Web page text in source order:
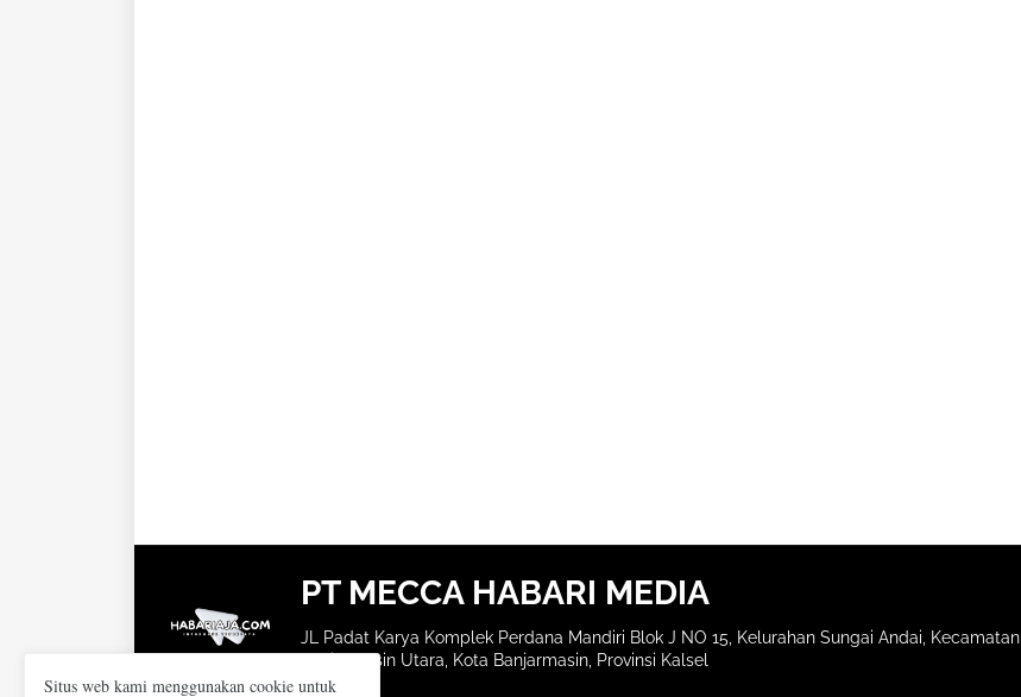
PT MECCA HABARI MEDIA
JL Padat Karya Komplek Perdana Mandiri Blok J NO 15, Kelurahan Sungai Andai, Kecamatan
Banjarmasin Utara, Kota Banjarmasin, Provinsi Kalsel
Situs web kami menggunakan cookie untuk